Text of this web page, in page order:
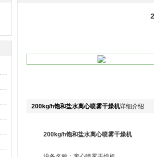
200kg/h饱和盐水离心喷雾干燥机详细介绍
200kg/h饱和盐水离心喷雾干燥机